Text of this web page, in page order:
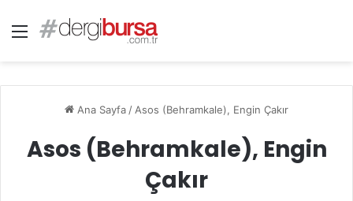
Menü
Ana Sayfa / Asos (Behramkale), Engin Çakır
Asos (Behramkale), Engin
Çakır